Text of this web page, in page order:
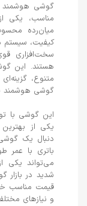
گوشی هوشمند
مناسب، یکی
میان‌رده
کیفیت، سیستم
سخت‌افزاری
هستند. این
متنوع،
گوشی هوشمند
این گوشی با
یکی از بهترین
دنبال یک
باتری با عمر
می‌تواند یکی
شدید در
قیمت مناسب
و نیازهای